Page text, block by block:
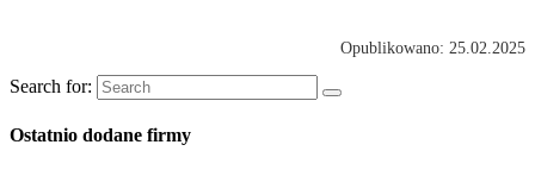
Opublikowano: 25.02.2025
Search for:
Ostatnio dodane firmy